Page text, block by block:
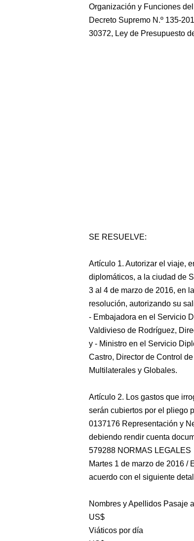
Organización y Funciones
Decreto Supremo N.º 135-
30372, Ley de Presupuesto
SE RESUELVE:
Artículo 1. Autorizar el viaje,
diplomáticos, a la ciudad de
3 al 4 de marzo de 2016, en
resolución, autorizando su
- Embajadora en el Servicio
Valdivieso de Rodríguez,
y - Ministro en el Servicio
Castro, Director de Control
Multilaterales y Globales.
Artículo 2. Los gastos que
serán cubiertos por el pliego
0137176 Representación y
debiendo rendir cuenta
579288 NORMAS LEGALES
Martes 1 de marzo de 2016 /
acuerdo con el siguiente
Nombres y Apellidos Pasaje
US$
Viáticos por día